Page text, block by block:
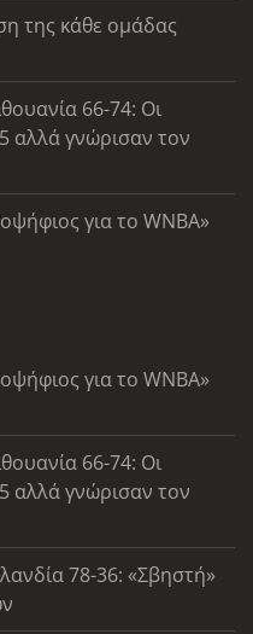
της κάθε ομάδας
66-74: Οι
αλλά γνώρισαν τον
για το WNBA»
για το WNBA»
66-74: Οι
αλλά γνώρισαν τον
78-36: «Σβηστή»